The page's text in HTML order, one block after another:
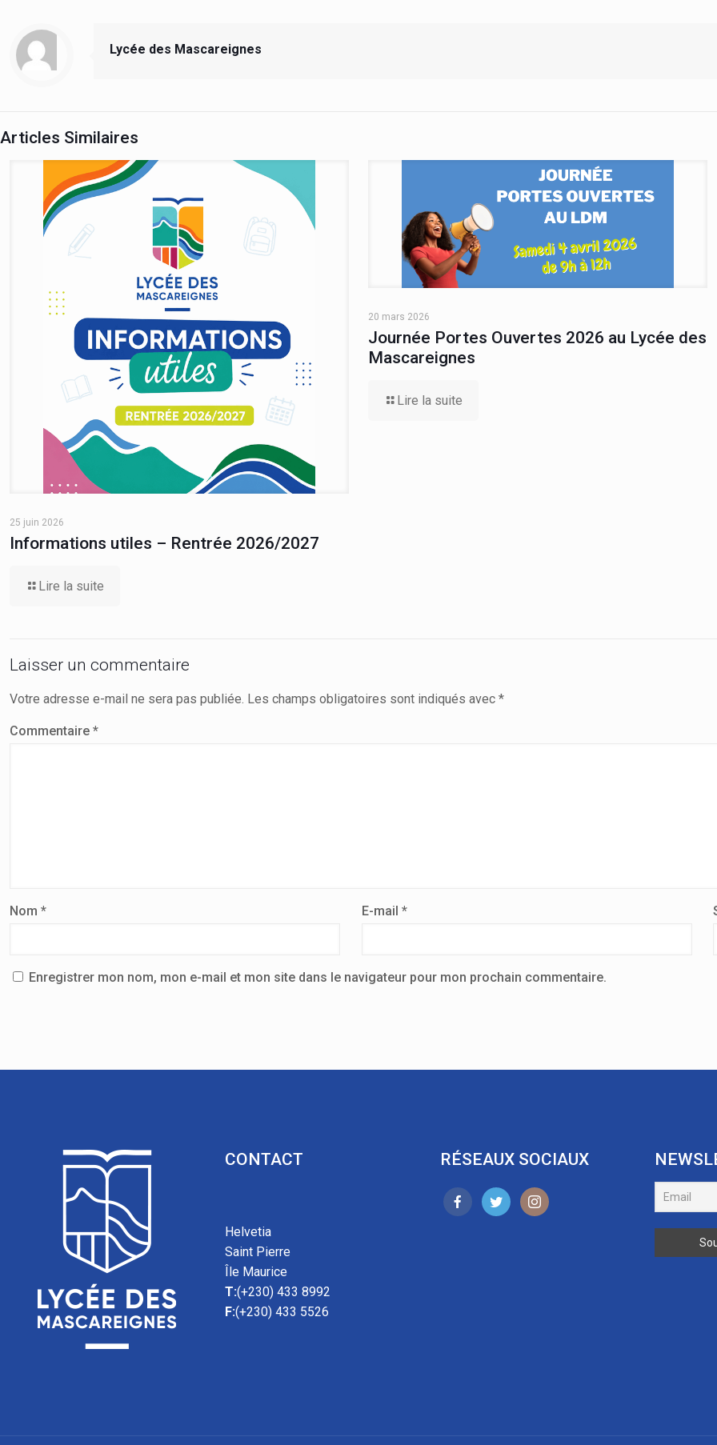
Lycée des Mascareignes
Articles Similaires
25 juin 2026
Informations utiles – Rentrée 2026/2027
Lire la suite
20 mars 2026
Journée Portes Ouvertes 2026 au Lycée des
Mascareignes
Lire la suite
Laisser un commentaire
Votre adresse e-mail ne sera pas publiée. Les champs obligatoires sont indiqués avec *
Commentaire *
Nom * E-mail *
Enregistrer mon nom, mon e-mail et mon site dans le navigateur pour mon prochain commentaire.
CONTACT
Helvetia
Saint Pierre
Île Maurice
T:(+230) 433 8992
F:(+230) 433 5526
RÉSEAUX SOCIAUX